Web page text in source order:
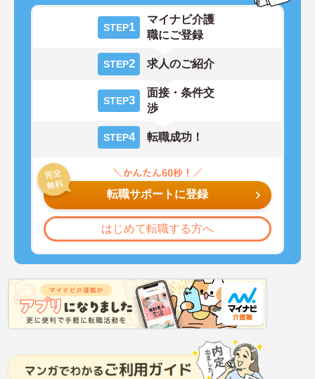
STEP1
マイナビ介護
職にご登録
STEP2 求人のご紹介
STEP3
面接・条件交
渉
STEP4 転職成功！
転職サポートに登録
はじめて転職する方へ